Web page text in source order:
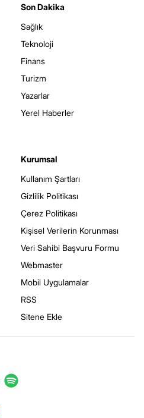
Son Dakika
Sağlık
Teknoloji
Finans
Turizm
Yazarlar
Yerel Haberler
Kurumsal
Kullanım Şartları
Gizlilik Politikası
Çerez Politikası
Kişisel Verilerin Korunması
Veri Sahibi Başvuru Formu
Webmaster
Mobil Uygulamalar
RSS
Sitene Ekle